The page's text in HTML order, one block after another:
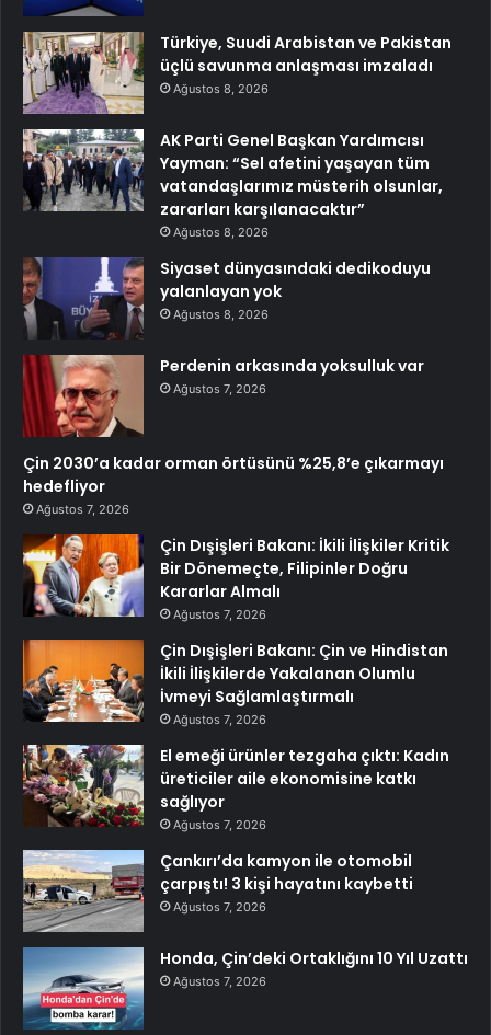
Türkiye, Suudi Arabistan ve Pakistan
üçlü savunma anlaşması imzaladı
Ağustos 8, 2026
AK Parti Genel Başkan Yardımcısı
Yayman: “Sel afetini yaşayan tüm
vatandaşlarımız müsterih olsunlar,
zararları karşılanacaktır”
Ağustos 8, 2026
Siyaset dünyasındaki dedikoduyu
yalanlayan yok
Ağustos 8, 2026
Perdenin arkasında yoksulluk var
Ağustos 7, 2026
Çin 2030’a kadar orman örtüsünü %25,8’e çıkarmayı
hedefliyor
Ağustos 7, 2026
Çin Dışişleri Bakanı: İkili İlişkiler Kritik
Bir Dönemeçte, Filipinler Doğru
Kararlar Almalı
Ağustos 7, 2026
Çin Dışişleri Bakanı: Çin ve Hindistan
İkili İlişkilerde Yakalanan Olumlu
İvmeyi Sağlamlaştırmalı
Ağustos 7, 2026
El emeği ürünler tezgaha çıktı: Kadın
üreticiler aile ekonomisine katkı
sağlıyor
Ağustos 7, 2026
Çankırı’da kamyon ile otomobil
çarpıştı! 3 kişi hayatını kaybetti
Ağustos 7, 2026
Honda, Çin’deki Ortaklığını 10 Yıl Uzattı
Ağustos 7, 2026